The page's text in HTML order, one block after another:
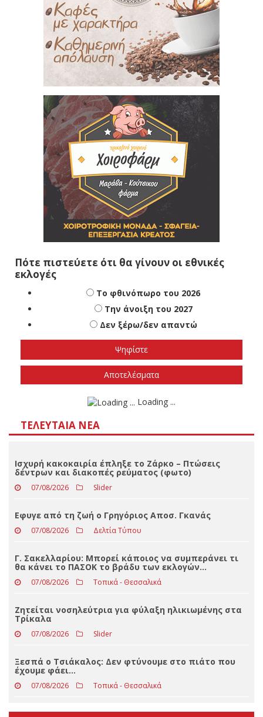
Πότε πιστεύετε ότι θα γίνουν οι εθνικές
εκλογές
Το φθινόπωρο του 2026
Την άνοιξη του 2027
Δεν ξέρω/δεν απαντώ
ΤΕΛΕΥΤΑΊΑ ΝΈΑ
Ισχυρή κακοκαιρία έπληξε το Ζάρκο – Πτώσεις
δέντρων και διακοπές ρεύματος (φωτο)
Eφυγε από τη ζωή ο Γρηγόριος Αποσ. Γκανάς
07/08/2026 Δελτία Τύπου
Γ. Σακελλαρίου: Μπορεί κάποιος να συμπεράνει τι
θα κάνει το ΠΑΣΟΚ το βράδυ των εκλογών…
07/08/2026 Τοπικά - Θεσσαλικά
Ζητείται νοσηλεύτρια για φύλαξη ηλικιωμένης στα
Τρίκαλα
07/08/2026 Slider
Ξεσπά ο Τσιάκαλος: Δεν φτύνουμε στο πιάτο που